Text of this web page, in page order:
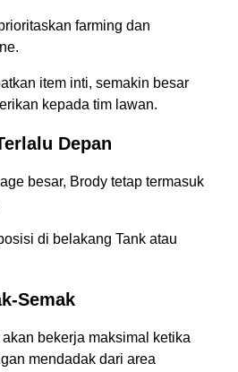
farming dan
item inti, semakin besar
kepada tim lawan.
Depan
besar, Brody tetap termasuk
di belakang Tank atau
Semak
bekerja maksimal ketika
mendadak dari area